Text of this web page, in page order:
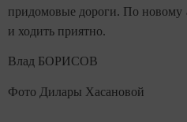
придомовые дороги. По новому
и ходить приятно.
Влад БОРИСОВ
Фото Дилары Хасановой